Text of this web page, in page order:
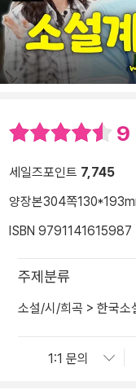
9
세일즈포인트 7,745
양장본304쪽
ISBN 9791141615987
주제분류
소설/시/희곡 > 한국소